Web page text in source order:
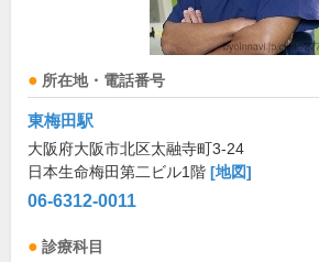
所在地・電話番号
東梅田駅
大阪府大阪市北区太融寺町3-24
日本生命梅田第二ビル1階 [地図]
06-6312-0011
診療科目